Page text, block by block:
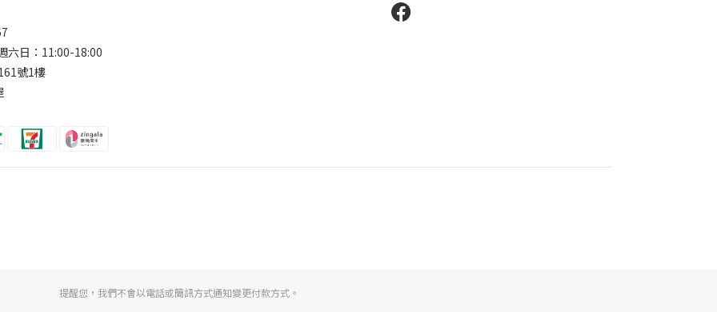
六日：11:00-18:00
號1樓
提醒您，我們不會以電話或簡訊方式通知變更付款方式。